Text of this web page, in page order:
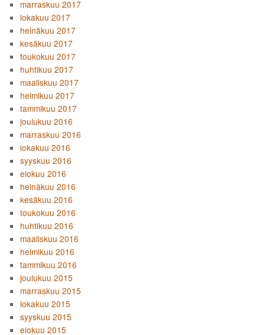
marraskuu 2017
lokakuu 2017
heinäkuu 2017
kesäkuu 2017
toukokuu 2017
huhtikuu 2017
maaliskuu 2017
helmikuu 2017
tammikuu 2017
joulukuu 2016
marraskuu 2016
lokakuu 2016
syyskuu 2016
elokuu 2016
heinäkuu 2016
kesäkuu 2016
toukokuu 2016
huhtikuu 2016
maaliskuu 2016
helmikuu 2016
tammikuu 2016
joulukuu 2015
marraskuu 2015
lokakuu 2015
syyskuu 2015
elokuu 2015